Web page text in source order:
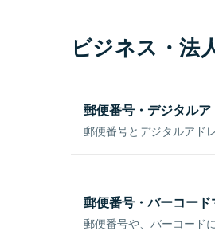
ビジネス・法
郵便番号・デジタル
郵便番号とデジタルアド
郵便番号・バーコー
郵便番号や、バーコード